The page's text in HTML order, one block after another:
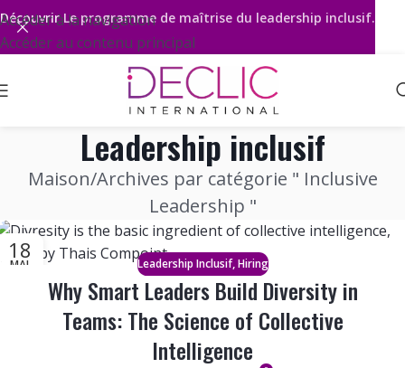
Accéder à la navigation
Accéder au contenu principal
Leadership inclusif
Maison Archives par catégorie " Inclusive
Leadership "
18
MAI Leadership Inclusif,Hiring
Why Smart Leaders Build Diversity in
Teams: The Science of Collective
Intelligence
DécouvrirLe programme de maîtrise du leadership inclusif.